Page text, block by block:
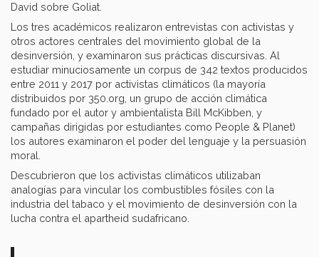
David sobre Goliat.
Los tres académicos realizaron entrevistas con activistas y
otros actores centrales del movimiento global de la
desinversión, y examinaron sus prácticas discursivas. Al
estudiar minuciosamente un corpus de 342 textos producidos
entre 2011 y 2017 por activistas climáticos (la mayoría
distribuidos por 350.org, un grupo de acción climática
fundado por el autor y ambientalista Bill McKibben, y
campañas dirigidas por estudiantes como People & Planet)
los autores examinaron el poder del lenguaje y la persuasión
moral.
Descubrieron que los activistas climáticos utilizaban
analogías para vincular los combustibles fósiles con la
industria del tabaco y el movimiento de desinversión con la
lucha contra el apartheid sudafricano.